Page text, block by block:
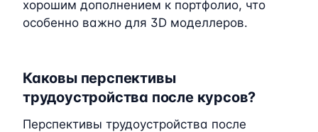
хорошим дополнением к портфолио, что
особенно важно для 3D моделлеров.
Каковы перспективы
трудоустройства после курсов?
Перспективы трудоустройства после